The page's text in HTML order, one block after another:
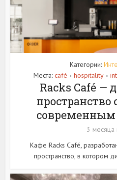
Категории:
Места: café • hospitality •
Racks Café —
современным
3 месяца
Кафе Racks Café,
пространство, в котором